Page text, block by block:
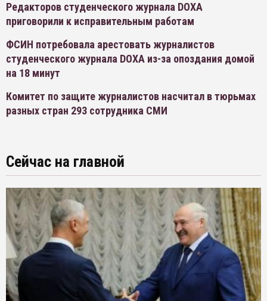
Редакторов студенческого журнала DOXA
приговорили к исправительным работам
ФСИН потребовала арестовать журналистов
студенческого журнала DOXA из-за опоздания домой
на 18 минут
Комитет по защите журналистов насчитал в тюрьмах
разных стран 293 сотрудника СМИ
Сейчас на главной